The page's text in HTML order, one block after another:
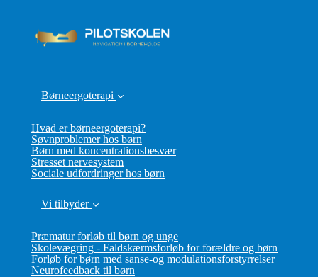
Børneergoterapi
Hvad er børneergoterapi?
Søvnproblemer hos børn
Børn med koncentrationsbesvær
Stresset nervesystem
Sociale udfordringer hos børn
Vi tilbyder
Præmatur forløb til børn og unge
Skolevægring - Faldskærmsforløb for forældre og børn
Forløb for børn med sanse-og modulationsforstyrrelser
Neurofeedback til børn